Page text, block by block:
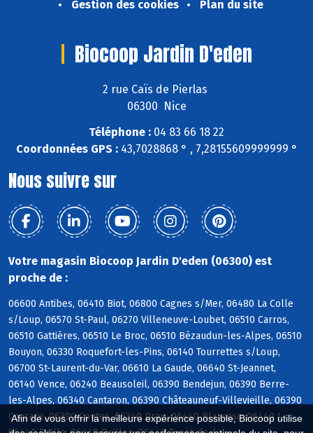
Afin de vous offrir la meilleure expérience possible, Biocoop utilise
Gestion des cookies
Plan du site
Biocoop Jardin D'eden
2 rue Caïs de Pierlas
06300 Nice
Téléphone : 04 83 66 18 22
Coordonnées GPS :43,7028868 ° , 7,28155609999999 °
Nous suivre sur
Votre magasin Biocoop Jardin D'eden (06300) est
proche de :
06600 Antibes, 06410 Biot, 06800 Cagnes s/Mer, 06480 La Colle
s/Loup, 06570 St-Paul, 06270 Villeneuve-Loubet, 06510 Carros,
06510 Gattières, 06510 Le Broc, 06510 Bézaudun-les-Alpes, 06510
Bouyon, 06330 Roquefort-les-Pins, 06140 Tourrettes s/Loup,
06700 St-Laurent-du-Var, 06610 La Gaude, 06640 St-Jeannet,
06140 Vence, 06240 Beausoleil, 06390 Bendejun, 06390 Berre-
les-Alpes, 06340 Cantaron, 06390 Châteauneuf-Villevieille, 06390
Coaraze, 06390 Contes, 06340 Drap, 06440 Blausasc, 06440 L,